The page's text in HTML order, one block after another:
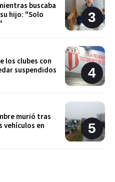
buscaba
hijo: "Solo
los clubes con
suspendidos
murió tras
vehículos en